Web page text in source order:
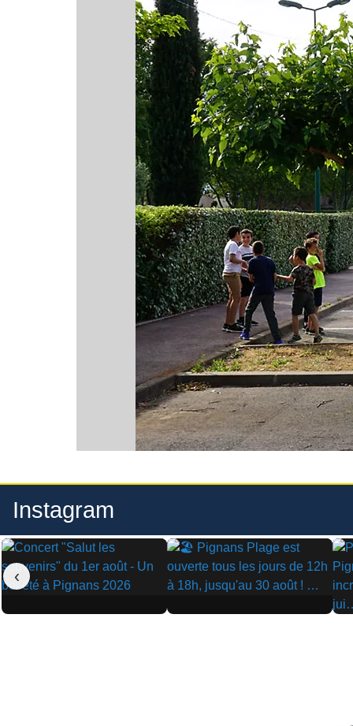
Instagram
▶ ▶
▶
‹